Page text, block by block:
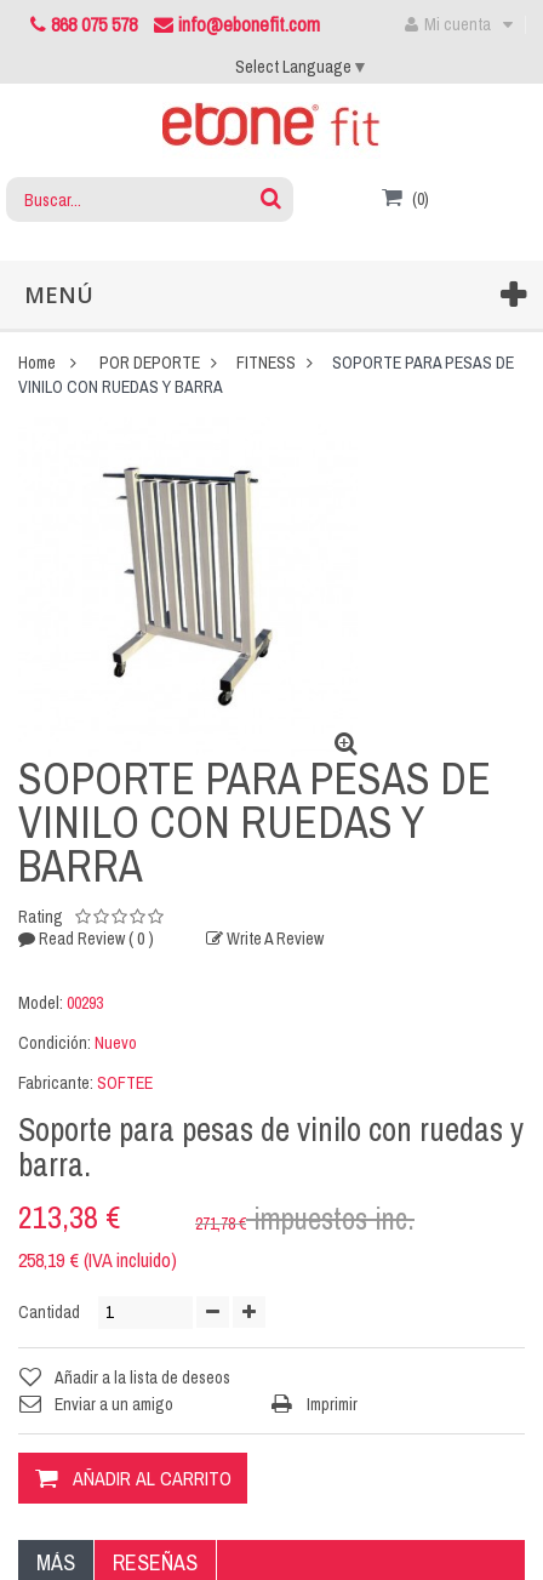
868 075 578 info@ebonefit.com
Mi cuenta
Select Language ▼
(0)
MENÚ
Home POR DEPORTE FITNESS
SOPORTE PARA PESAS DE
VINILO CON RUEDAS Y BARRA
SOPORTE PARA PESAS DE
VINILO CON RUEDAS Y
BARRA
Rating
Read Review( 0 ) Write A Review
Model: 00293
Condición: Nuevo
Fabricante: SOFTEE
Soporte para pesas de vinilo con ruedas y
barra.
213,38 €
258,19 € (IVA incluido)
271,78 €impuestos inc.
Cantidad
Añadir a la lista de deseos
Enviar a un amigo
Imprimir
AÑADIR AL CARRITO
MÁS RESEÑAS